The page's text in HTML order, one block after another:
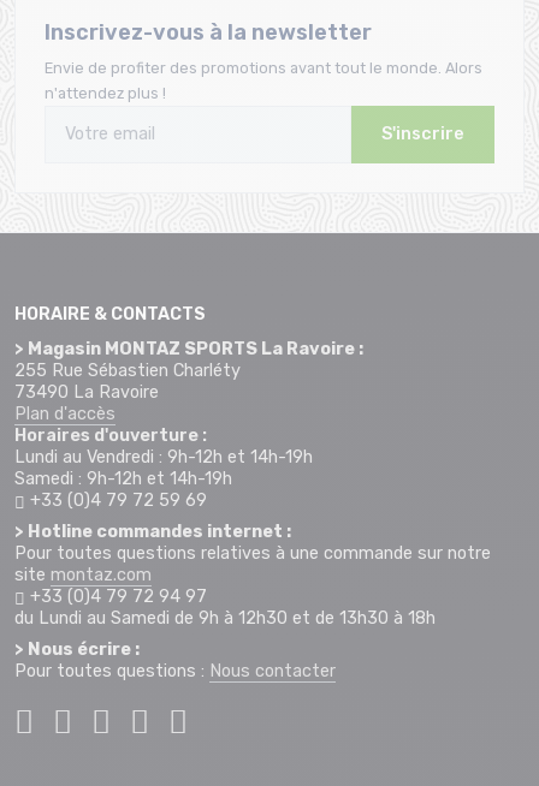
Inscrivez-vous à la newsletter
Envie de profiter des promotions avant tout le monde. Alors
n'attendez plus !
S'inscrire
HORAIRE & CONTACTS
> Magasin MONTAZ SPORTS La Ravoire :
255 Rue Sébastien Charléty
73490 La Ravoire
Plan d'accès
Horaires d'ouverture :
Lundi au Vendredi : 9h-12h et 14h-19h
Samedi : 9h-12h et 14h-19h
+33 (0)4 79 72 59 69
> Hotline commandes internet :
Pour toutes questions relatives à une commande sur notre
site montaz.com
+33 (0)4 79 72 94 97
du Lundi au Samedi de 9h à 12h30 et de 13h30 à 18h
> Nous écrire :
Pour toutes questions : Nous contacter